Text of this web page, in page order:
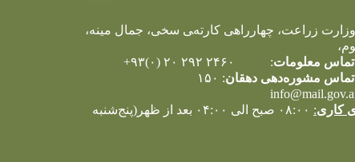
زراعت، چهارراهی کارته‌‍ی سخی، جمال مینه،
معلومات: ۲۴۶۰ ۲۹۲ ۲۰ (۰)۹۳+
مشوره‌دهی دهقان: ۱۵۰
کاری:
۰۸:۰۰ صبح الی ۰۴:۰۰ بعد از ظهر(پنج‌شنبه